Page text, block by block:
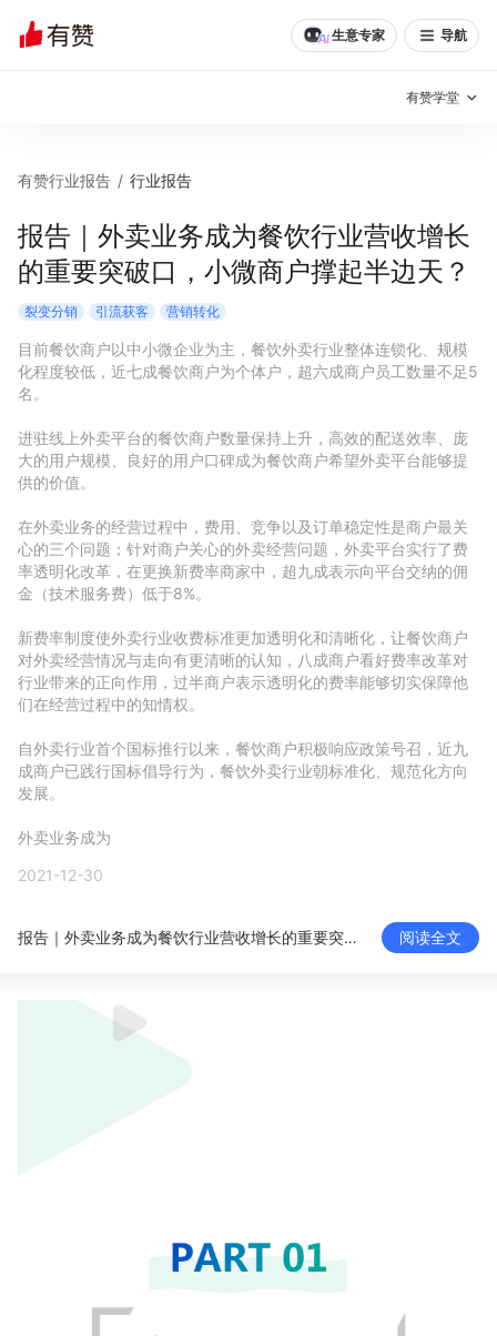
生意专家 导航
有赞学堂
有赞说增长
私域日历 增长方法
有赞说案例拆解 有赞专家说
有赞成功案例
面对面聊增长
新零售大会 新零售茶会
新零售私享会 门店经营增长公开课
AllValue 战略合作
增长产品指南
智库 产品场景库
行业洞察
品牌消费观
新零售资讯
培训课程
商家社区
认证代理商
设计服务商
有赞行业报告 / 行业报告
报告｜外卖业务成为餐饮行业营收增长
的重要突破口，小微商户撑起半边天？
裂变分销 引流获客 营销转化
目前餐饮商户以中小微企业为主，餐饮外卖行业整体连锁化、规模
化程度较低，近七成餐饮商户为个体户，超六成商户员工数量不足5
名。
进驻线上外卖平台的餐饮商户数量保持上升，高效的配送效率、庞
大的用户规模、良好的用户口碑成为餐饮商户希望外卖平台能够提
供的价值。
在外卖业务的经营过程中，费用、竞争以及订单稳定性是商户最关
心的三个问题；针对商户关心的外卖经营问题，外卖平台实行了费
率透明化改革，在更换新费率商家中，超九成表示向平台交纳的佣
金（技术服务费）低于8%。
新费率制度使外卖行业收费标准更加透明化和清晰化，让餐饮商户
对外卖经营情况与走向有更清晰的认知，八成商户看好费率改革对
行业带来的正向作用，过半商户表示透明化的费率能够切实保障他
们在经营过程中的知情权。
自外卖行业首个国标推行以来，餐饮商户积极响应政策号召，近九
成商户已践行国标倡导行为，餐饮外卖行业朝标准化、规范化方向
发展。
外卖业务成为
2021-12-30
报告｜外卖业务成为餐饮行业营收增长的重要突破口，小微商户撑起半边天？ 阅读全文